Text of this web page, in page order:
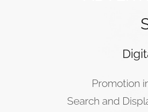
Promotion
Search and